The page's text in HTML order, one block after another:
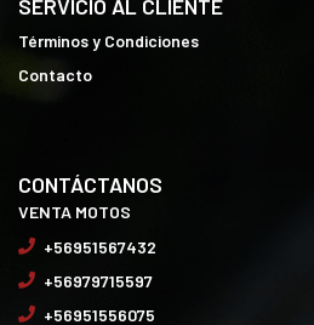
SERVICIO AL CLIENTE
Términos y Condiciones
Contacto
CONTÁCTANOS
VENTA MOTOS
+56951567432
+56979715597
+56951556075